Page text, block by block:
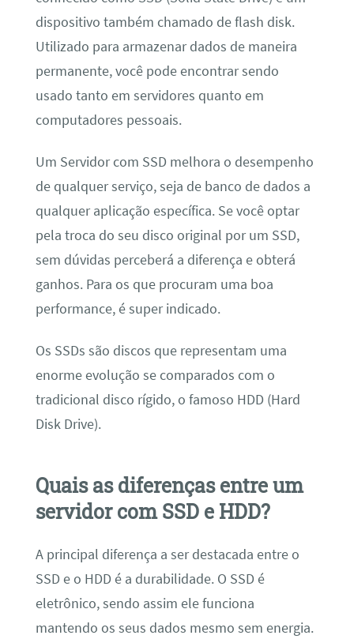
dispositivo também chamado de flash disk.
Utilizado para armazenar dados de maneira
permanente, você pode encontrar sendo
usado tanto em servidores quanto em
computadores pessoais.
Um Servidor com SSD melhora o desempenho
de qualquer serviço, seja de banco de dados a
qualquer aplicação específica. Se você optar
pela troca do seu disco original por um SSD,
sem dúvidas perceberá a diferença e obterá
ganhos. Para os que procuram uma boa
performance, é super indicado.
Os SSDs são discos que representam uma
enorme evolução se comparados com o
tradicional disco rígido, o famoso HDD (Hard
Disk Drive).
Quais as diferenças entre um
servidor com SSD e HDD?
A principal diferença a ser destacada entre o
SSD e o HDD é a durabilidade. O SSD é
eletrônico, sendo assim ele funciona
mantendo os seus dados mesmo sem energia.